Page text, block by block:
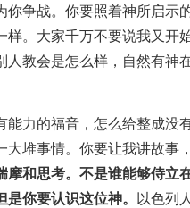
你争战。你要照着神所启示
样。大家千万不要说我又开
人教会是怎么样，自然有神在
能力的福音，怎么给整成没
大堆事情。你要让我讲故事
摩和思考。不是谁能够侍立
你要认识这位神。 以色列